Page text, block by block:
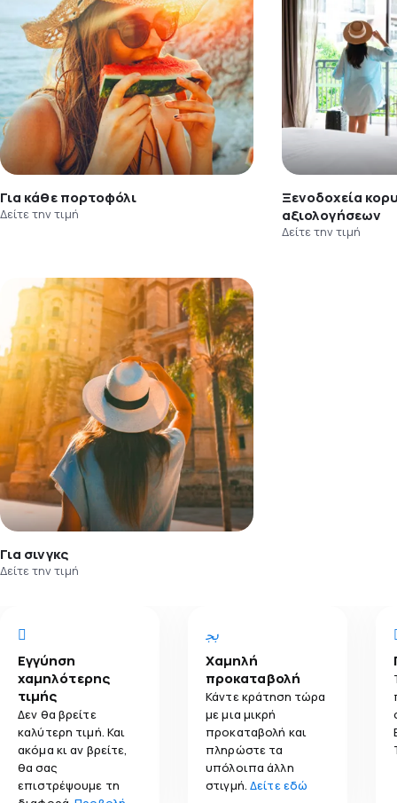
Για κάθε πορτοφόλι
Δείτε την τιμή
Ξενοδοχεία
αξιολογήσεων
Δείτε την τιμή
Για σινγκς
Δείτε την τιμή
Εγγύηση
χαμηλότερης
τιμής
Δεν θα βρείτε
καλύτερη τιμή. Και
ακόμα κι αν βρείτε,
θα σας
επιστρέψουμε τη
Χαμηλή
προκαταβολή
Κάντε κράτηση τώρα
με μια μικρή
προκαταβολή και
πληρώστε τα
υπόλοιπα άλλη
στιγμή.Δείτε εδώ